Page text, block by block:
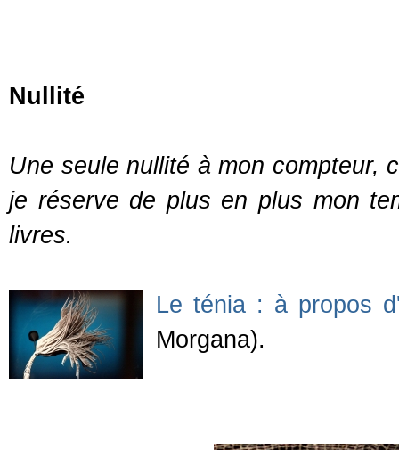
Nullité
Une seule nullité à mon compteur,
je réserve de plus en plus mon
livres.
Le ténia : à propos
Morgana).